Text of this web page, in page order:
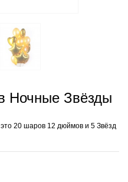
Ночные Звёзды
20 шаров 12 дюймов и 5 Звёзд